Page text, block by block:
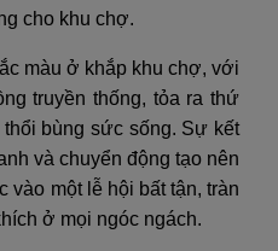
cho khu chợ.
màu ở khắp khu chợ, với
truyền thống, tỏa ra thứ
bùng sức sống. Sự kết
và chuyển động tạo nên
vào một lễ hội bất tận, tràn
ở mọi ngóc ngách.